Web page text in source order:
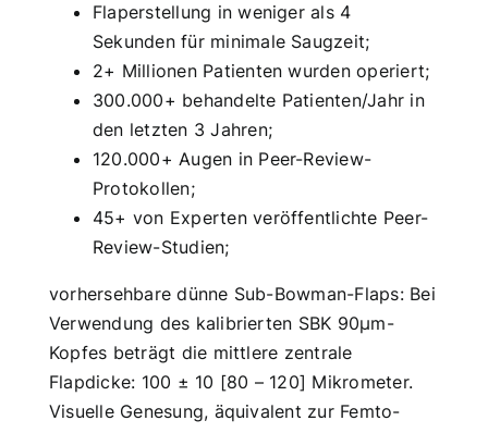
Flaperstellung in weniger als 4
Sekunden für minimale Saugzeit;
2+ Millionen Patienten wurden operiert;
300.000+ behandelte Patienten/Jahr in
den letzten 3 Jahren;
120.000+ Augen in Peer-Review-
Protokollen;
45+ von Experten veröffentlichte Peer-
Review-Studien;
vorhersehbare dünne Sub-Bowman-Flaps: Bei
Verwendung des kalibrierten SBK 90µm-
Kopfes beträgt die mittlere zentrale
Flapdicke: 100 ± 10 [80 – 120] Mikrometer.
Visuelle Genesung, äquivalent zur Femto-